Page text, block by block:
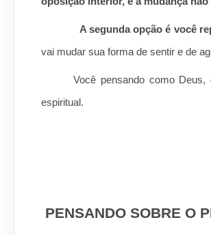
A segunda opção é você
vai mudar sua forma de sentir e de
Você pensando como
espiritual.
PENSANDO SOBRE O